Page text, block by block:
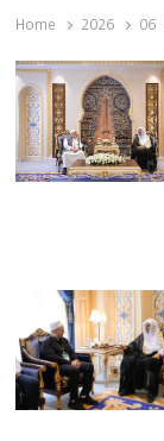
Bosni i
Home 2026 06